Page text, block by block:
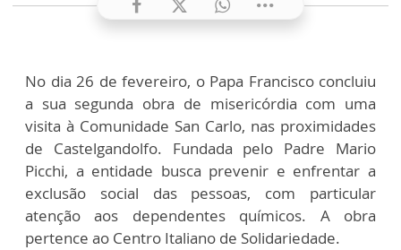
No dia 26 de fevereiro, o Papa Francisco concluiu
a sua segunda obra de misericórdia com uma
visita à Comunidade San Carlo, nas proximidades
de Castelgandolfo. Fundada pelo Padre Mario
Picchi, a entidade busca prevenir e enfrentar a
exclusão social das pessoas, com particular
atenção aos dependentes químicos. A obra
pertence ao Centro Italiano de Solidariedade.